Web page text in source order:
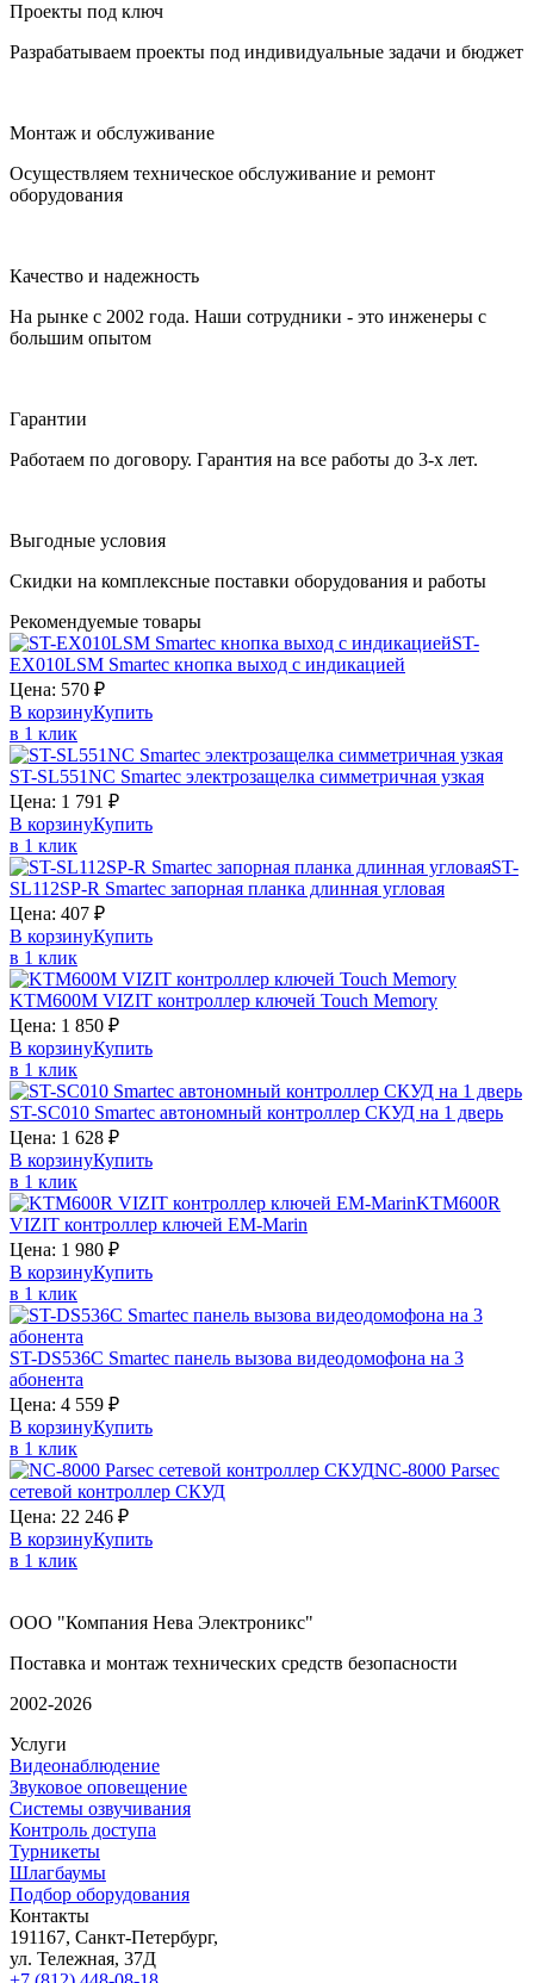
Проекты под ключ
Разрабатываем проекты под индивидуальные задачи и бюджет
Монтаж и обслуживание
Осуществляем техническое обслуживание и ремонт
оборудования
Качество и надежность
На рынке с 2002 года. Наши сотрудники - это инженеры с
большим опытом
Гарантии
Работаем по договору. Гарантия на все работы до 3-х лет.
Выгодные условия
Скидки на комплексные поставки оборудования и работы
Рекомендуемые товары
ST-
EX010LSM Smartec кнопка выход с индикацией
Цена: 570 ₽
В корзинуКупить
в 1 клик
ST-SL551NC Smartec электрозащелка симметричная узкая
Цена: 1 791 ₽
В корзинуКупить
в 1 клик
ST-
SL112SP-R Smartec запорная планка длинная угловая
Цена: 407 ₽
В корзинуКупить
в 1 клик
KTM600M VIZIT контроллер ключей Touch Memory
Цена: 1 850 ₽
В корзинуКупить
в 1 клик
ST-SC010 Smartec автономный контроллер СКУД на 1 дверь
Цена: 1 628 ₽
В корзинуКупить
в 1 клик
KTM600R
VIZIT контроллер ключей EM-Marin
Цена: 1 980 ₽
В корзинуКупить
в 1 клик
ST-DS536C Smartec панель вызова видеодомофона на 3
абонента
Цена: 4 559 ₽
В корзинуКупить
в 1 клик
NC-8000 Parsec
сетевой контроллер СКУД
Цена: 22 246 ₽
В корзинуКупить
в 1 клик
ООО "Компания Нева Электроникс"
Поставка и монтаж технических средств безопасности
2002-2026
Услуги
Видеонаблюдение
Звуковое оповещение
Системы озвучивания
Контроль доступа
Турникеты
Шлагбаумы
Подбор оборудования
Контакты
191167, Санкт-Петербург,
ул. Тележная, 37Д